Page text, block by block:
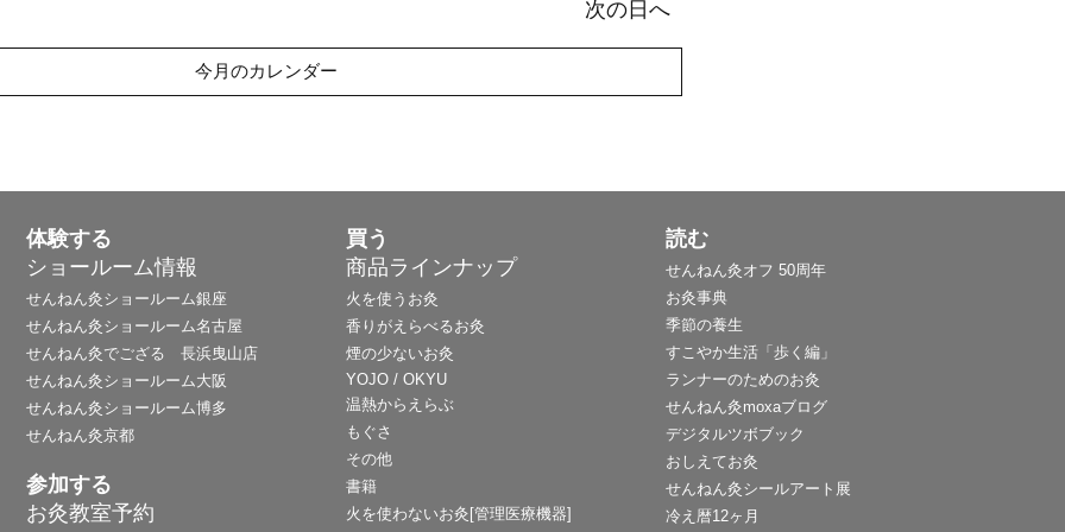
次の日へ
今月のカレンダー
体験する
ショールーム情報
せんねん灸ショールーム銀座
せんねん灸ショールーム名古屋
せんねん灸でござる 長浜曳山店
せんねん灸ショールーム大阪
せんねん灸ショールーム博多
せんねん灸京都
参加する
お灸教室予約
買う
商品ラインナップ
火を使うお灸
香りがえらべるお灸
煙の少ないお灸
YOJO / OKYU
温熱からえらぶ
もぐさ
その他
書籍
火を使わないお灸[管理医療機器]
読む
せんねん灸オフ 50周年
お灸事典
季節の養生
すこやか生活「歩く編」
ランナーのためのお灸
せんねん灸moxaブログ
デジタルツボブック
おしえてお灸
せんねん灸シールアート展
冷え暦12ヶ月